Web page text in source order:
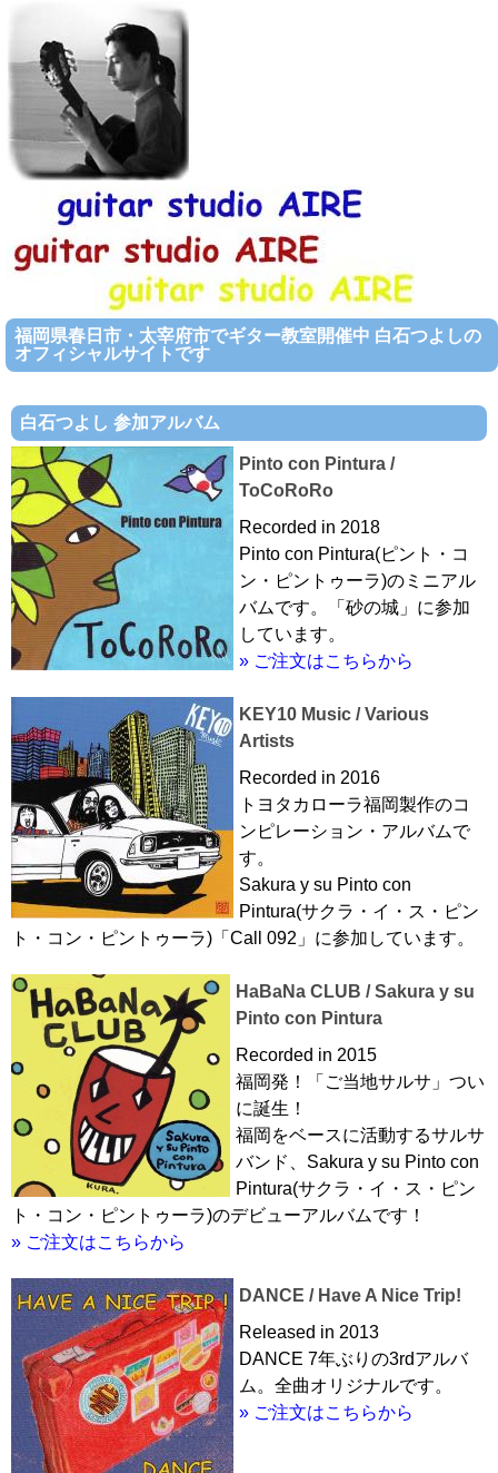
福岡県春日市・太宰府市でギター教室開催中 白石つよしの
オフィシャルサイトです
白石つよし 参加アルバム
Pinto con Pintura /
ToCoRoRo
Recorded in 2018
Pinto con Pintura(ピント・コ
ン・ピントゥーラ)のミニアル
バムです。「砂の城」に参加
しています。
» ご注文はこちらから
KEY10 Music / Various
Artists
Recorded in 2016
トヨタカローラ福岡製作のコ
ンピレーション・アルバムで
す。
Sakura y su Pinto con
Pintura(サクラ・イ・ス・ピン
ト・コン・ピントゥーラ)「Call 092」に参加しています。
HaBaNa CLUB / Sakura y su
Pinto con Pintura
Recorded in 2015
福岡発！「ご当地サルサ」つい
に誕生！
福岡をベースに活動するサルサ
バンド、Sakura y su Pinto con
Pintura(サクラ・イ・ス・ピン
ト・コン・ピントゥーラ)のデビューアルバムです！
» ご注文はこちらから
DANCE / Have A Nice Trip!
Released in 2013
DANCE 7年ぶりの3rdアルバ
ム。全曲オリジナルです。
» ご注文はこちらから